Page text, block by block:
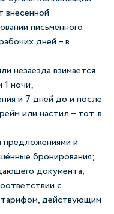
внесённой
письменного
дней – в
незаезда взимается
1 ночи;
и 7 дней до и после
или настил – тот, в
предложениями и
бронирования;
документа,
с
действующим